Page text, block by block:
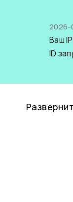
2026-
Ваш
ID